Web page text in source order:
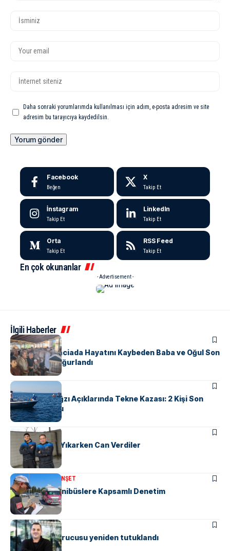
Daha sonraki yorumlarımda kullanılması için adım, e-posta adresim ve site
adresim bu tarayıcıya kaydedilsin.
Facebook
Beğen
X
Takip Et
İnstagram
Takip Et
LinkedIn
Takip Et
Orta
Takip Et
RSS Feed
Takip Et
En çok okunanlar
- Advertisement -
İlgili Haberler
ASAYIŞ
Yalova’daki Faciada Hayatını Kaybeden Baba ve Oğul Son
Yolculuğuna Uğurlandı
ASAYIŞ
Yalova Dereağzı Açıklarında Tekne Kazası: 2 Kişi Son
Anda Kurtuldu
ASAYIŞ
Yalova’da Tır Yıkarken Can Verdiler
KENT GÜNDEMI MANŞET
“M” Plakalı Minibüslere Kapsamlı Denetim
ASAYIŞ
Papara’nın kurucusu yeniden tutuklandı